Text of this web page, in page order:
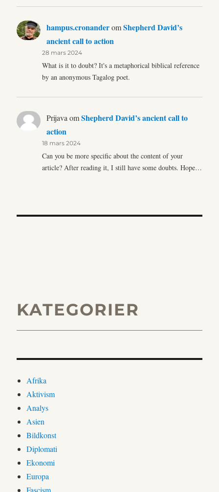
hampus.cronanderomShepherd David’s
ancient call to action
28 mars 2024
What is it to doubt? It's a metaphorical biblical reference
by an anonymous Tagalog poet.
Prijava omShepherd David’s ancient call to
action
18 mars 2024
Can you be more specific about the content of your
article? After reading it, I still have some doubts. Hope…
KATEGORIER
Afrika
Aktivism
Analys
Asien
Bildkonst
Diplomati
Ekonomi
Europa
Fascism